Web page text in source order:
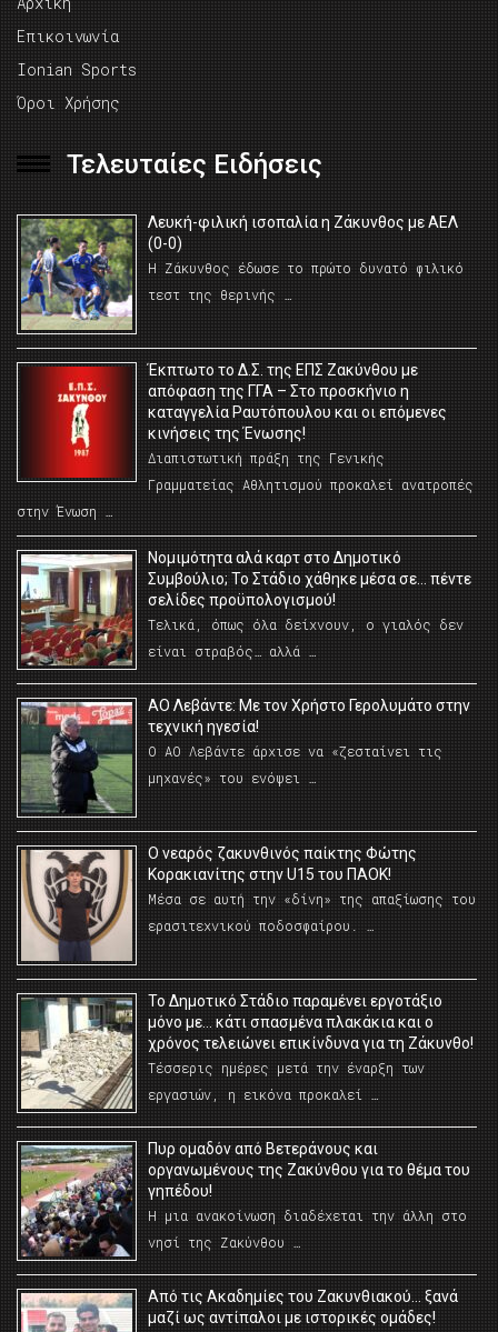
Επικοινωνία
Ionian Sports
Όροι Χρήσης
Τελευταίες Ειδήσεις
Λευκή-φιλική ισοπαλία η Ζάκυνθος με ΑΕΛ
(0-0)
Η Ζάκυνθος έδωσε το πρώτο δυνατό φιλικό
τεστ της θερινής …
Έκπτωτο το Δ.Σ. της ΕΠΣ Ζακύνθου με
απόφαση της ΓΓΑ – Στο προσκήνιο η
καταγγελία Ραυτόπουλου και οι επόμενες
κινήσεις της Ένωσης!
Διαπιστωτική πράξη της Γενικής
Γραμματείας Αθλητισμού προκαλεί ανατροπές
στην Ένωση …
Νομιμότητα αλά καρτ στο Δημοτικό
Συμβούλιο; Το Στάδιο χάθηκε μέσα σε… πέντε
σελίδες προϋπολογισμού!
Τελικά, όπως όλα δείχνουν, ο γιαλός δεν
είναι στραβός… αλλά …
ΑΟ Λεβάντε: Με τον Χρήστο Γερολυμάτο στην
τεχνική ηγεσία!
Ο ΑΟ Λεβάντε άρχισε να «ζεσταίνει τις
μηχανές» του ενόψει …
O νεαρός ζακυνθινός παίκτης Φώτης
Κορακιανίτης στην U15 του ΠΑΟΚ!
Μέσα σε αυτή την «δίνη» της απαξίωσης του
ερασιτεχνικού ποδοσφαίρου. …
Το Δημοτικό Στάδιο παραμένει εργοτάξιο
μόνο με… κάτι σπασμένα πλακάκια και ο
χρόνος τελειώνει επικίνδυνα για τη Ζάκυνθο!
Τέσσερις ημέρες μετά την έναρξη των
εργασιών, η εικόνα προκαλεί …
Πυρ ομαδόν από Βετεράνους και
οργανωμένους της Ζακύνθου για το θέμα του
γηπέδου!
Η μια ανακοίνωση διαδέχεται την άλλη στο
νησί της Ζακύνθου …
Από τις Ακαδημίες του Ζακυνθιακού… ξανά
μαζί ως αντίπαλοι με ιστορικές ομάδες!